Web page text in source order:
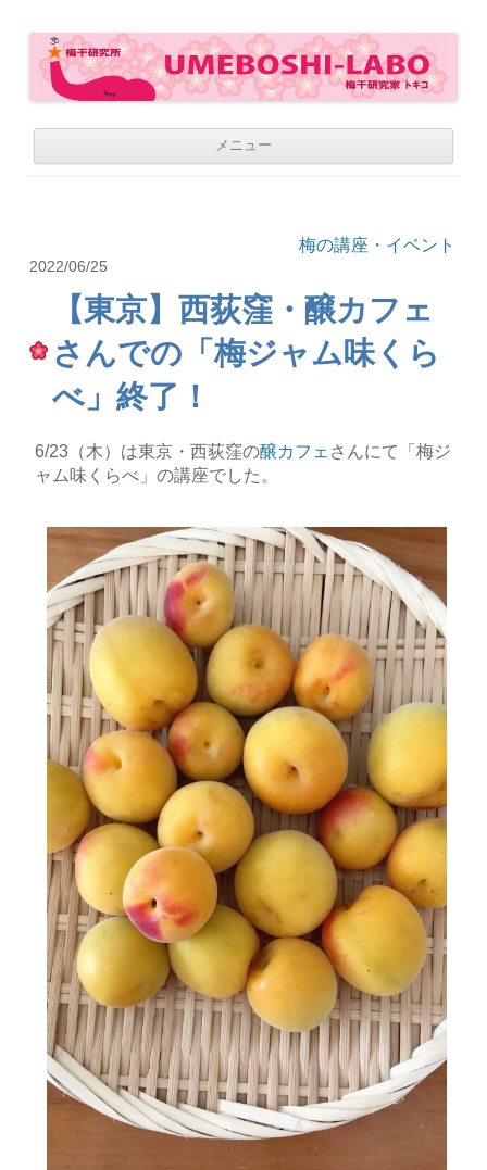
WE LOVE UMEBOSHI
メニュー
梅の講座・イベント
2022/06/25
【東京】西荻窪・醸カフェ
さんでの「梅ジャム味くら
べ」終了！
6/23（木）は東京・西荻窪の醸カフェ さんにて「梅ジ
ャム味くらべ」の講座でした。